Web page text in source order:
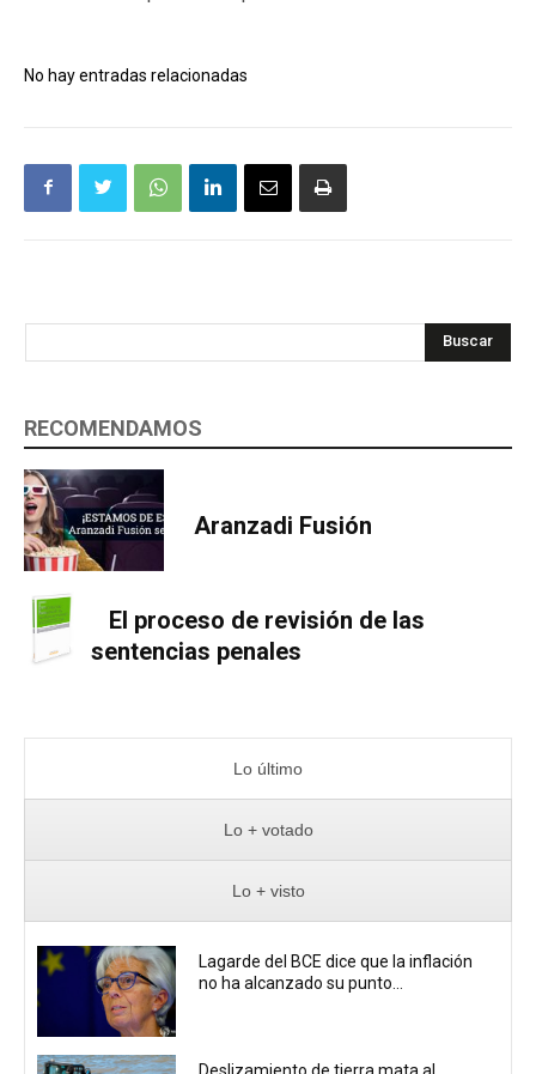
No hay entradas relacionadas
Buscar
RECOMENDAMOS
Aranzadi Fusión
El proceso de revisión de las
sentencias penales
Lo último
Lo + votado
Lo + visto
Lagarde del BCE dice que la inflación
no ha alcanzado su punto...
Deslizamiento de tierra mata al